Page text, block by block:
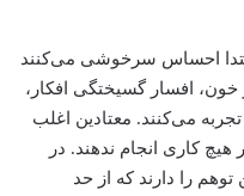
ابتدا احساس سرخوشی می‌کنند
خون، افسار گسیختگی افکار،
می‌کنند. معتادین اغلب
کاری انجام ندهند. در
را دارند که از حد